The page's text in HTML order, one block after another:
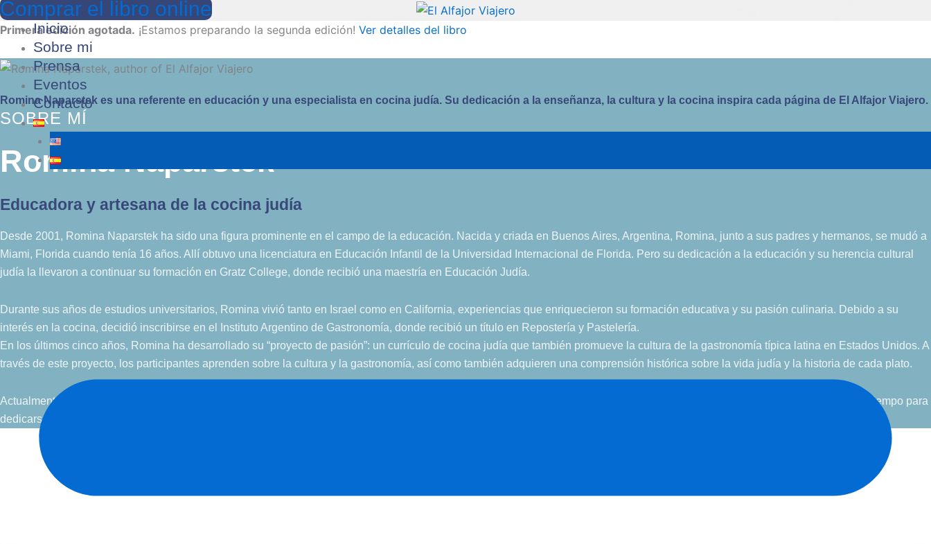
Ir
al
contenido
Inicio
Sobre mi
Prensa
Eventos
Contacto
El
Alfajor
Viajero
Comprar el libro online
Primera edición agotada. ¡Estamos preparando la segunda edición! Ver detalles del libro
Romina Naparstek es una referente en educación y una especialista en cocina judía. Su dedicación a la enseñanza, la cultura y la cocina inspira cada página de El Alfajor Viajero.
SOBRE MÍ
Romina Naparstek
Educadora y artesana de la cocina judía
Desde 2001, Romina Naparstek ha sido una figura prominente en el campo de la educación. Nacida y criada en Buenos Aires, Argentina, Romina, junto a sus padres y hermanos, se mudó a
Miami, Florida cuando tenía 16 años. Allí obtuvo una licenciatura en Educación Infantil de la Universidad Internacional de Florida. Pero su dedicación a la educación y su herencia cultural
judía la llevaron a continuar su formación en Gratz College, donde recibió una maestría en Educación Judía.
Durante sus años de estudios universitarios, Romina vivió tanto en Israel como en California, experiencias que enriquecieron su formación educativa y su pasión culinaria. Debido a su
interés en la cocina, decidió inscribirse en el Instituto Argentino de Gastronomía, donde recibió un título en Repostería y Pastelería.
En los últimos cinco años, Romina ha desarrollado su “proyecto de pasión”: un currículo de cocina judía que también promueve la cultura de la gastronomía típica latina en Estados Unidos. A
través de este proyecto, los participantes aprenden sobre la cultura y la gastronomía, así como también adquieren una comprensión histórica sobre la vida judía y la historia de cada plato.
Actualmente, Romina es la directora del Jardín de Infantes del Michael-Ann Russell Jewish Community Center. Además de su trabajo y su papel como madre, siempre encuentra tiempo para
dedicarse a su verdadera pasión: la cocina. En su tiempo libre, experimenta con nuevas recetas y prepara su próximo libro infantil con un enfoque culinario.